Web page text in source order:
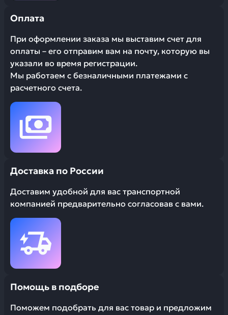
Оплата
При оформлении заказа мы выставим счет для
оплаты – его отправим вам на почту, которую вы
указали во время регистрации.
Мы работаем с безналичными платежами с
расчетного счета.
Доставка по России
Доставим удобной для вас транспортной
компанией предварительно согласовав с вами.
Помощь в подборе
Поможем подобрать для вас товар и предложим